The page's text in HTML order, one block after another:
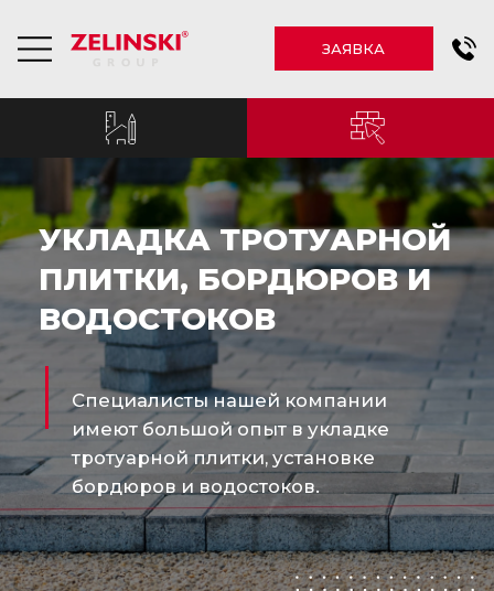
ЗАЯВКА
УКЛАДКА ТРОТУАРНОЙ
ПЛИТКИ, БОРДЮРОВ И
ВОДОСТОКОВ
Специалисты нашей компании
имеют большой опыт в укладке
тротуарной плитки, установке
бордюров и водостоков.